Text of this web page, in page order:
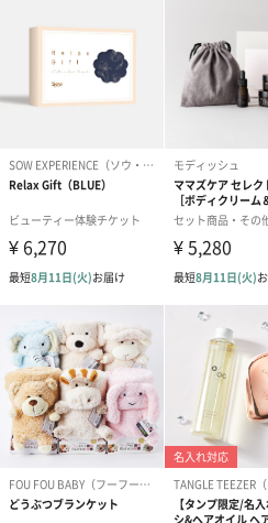
自然のお花で作ったドライフラワ
梱します。
一部花材が写真と異なる場合がご
い。パッケージに入れてお届けしま
ブーケ（ピンク）
（2,580円）
ブーケ（
（2,580円
ぬいぐるみ
愛らしいぬいぐるみを同梱してお
誕生日・記念日・出産祝いなどのシ